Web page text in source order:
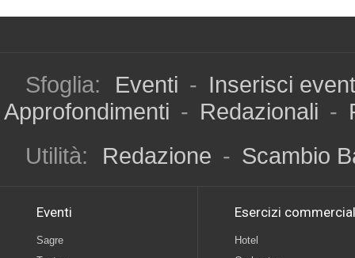
Sfoglia: Eventi - Inserisci
Approfondimenti - Redazionali -
Utilità:
Redazione - Scambio
Eventi
Sagre
Esercizi
Hotel